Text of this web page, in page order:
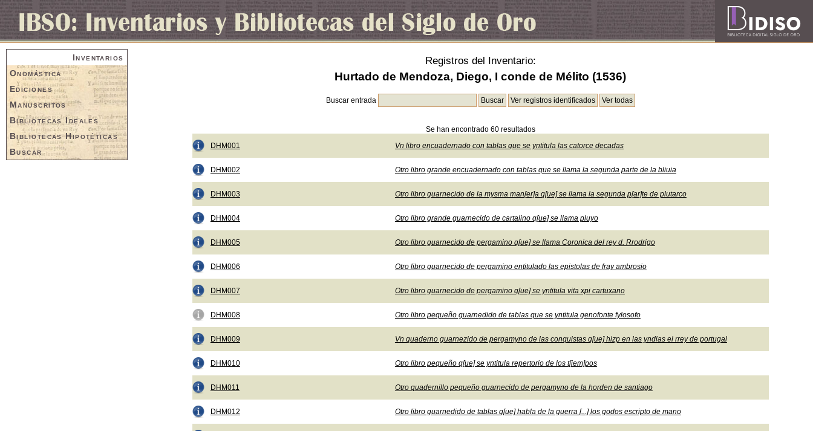
Inventarios
Onomástica
Ediciones
Manuscritos
Bibliotecas Ideales
Bibliotecas Hipotéticas
Buscar
Registros del Inventario:
Hurtado de Mendoza, Diego, I conde de Mélito (1536)
Buscar entrada
Se han encontrado 60 resultados
DHM001
Vn libro encuadernado con tablas que se yntitula las catorce decadas
DHM002 Otro libro grande encuadernado con tablas que se llama la segunda parte de la bliuia
DHM003 Otro libro guarnecido de la mysma man[er]a q[ue] se llama la segunda p[ar]te de plutarco
DHM004 Otro libro grande guarnecido de cartalino q[ue] se llama pluyo
DHM005 Otro libro guarnecido de pergamino q[ue] se llama Coronica del rey d. Rrodrigo
DHM006 Otro libro guarnecido de pergamino entitulado las epistolas de fray ambrosio
DHM007 Otro libro guarnecido de pergamino q[ue] se yntitula vita xpi cartuxano
DHM008 Otro libro pequeño guarnedido de tablas que se yntitula genofonte fylosofo
DHM009 Vn quaderno guarnezido de pergamyno de las conquistas q[ue] hizp en las yndias el rrey de portugal
DHM010 Otro libro pequeño q[ue] se yntitula repertorio de los t[iem]pos
DHM011 Otro quadernillo pequeño guarnecido de pergamyno de la horden de santiago
DHM012 Otro libro guarnedido de tablas q[ue] habla de la guerra [...] los godos escripto de mano